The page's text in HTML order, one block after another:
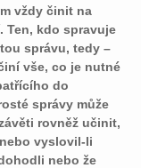
vždy činit na
Ten, kdo spravuje
správu, tedy –
vše, co je nutné
do
správy může
rovněž učinit,
vyslovil-li
nebo že